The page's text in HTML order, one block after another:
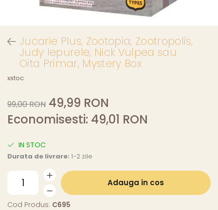
Jucarie Plus, Zootopia, Zootropolis,
Judy Iepurele, Nick Vulpea sau
Oita Primar, Mystery Box
xstoc
99,00 RON 49,99 RON
Economisesti: 49,01 RON
IN STOC
Durata de livrare: 1-2 zile
Adauga in cos
Cod Produs: C695